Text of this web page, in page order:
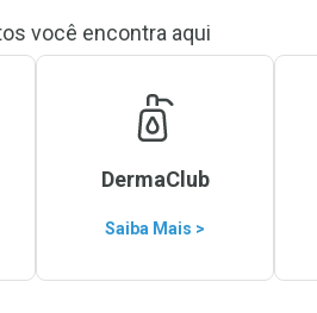
você encontra aqui
DermaClub
Saiba Mais >